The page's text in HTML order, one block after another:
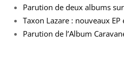
Parution de deux albums sur
Taxon Lazare : nouveaux EP
Parution de l’Album